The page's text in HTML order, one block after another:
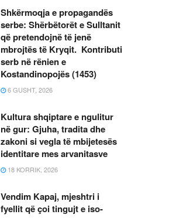
Shkërmoqja e propagandës
serbe: Shërbëtorët e Sulltanit
që pretendojnë të jenë
mbrojtës të Kryqit. Kontributi
serb në rënien e
Kostandinopojës (1453)
6 GUSHT, 2026
Kultura shqiptare e ngulitur
në gur: Gjuha, tradita dhe
zakoni si vegla të mbijetesës
identitare mes arvanitasve
18 KORRIK, 2026
Vendim Kapaj, mjeshtri i
fyellit që çoi tingujt e iso-